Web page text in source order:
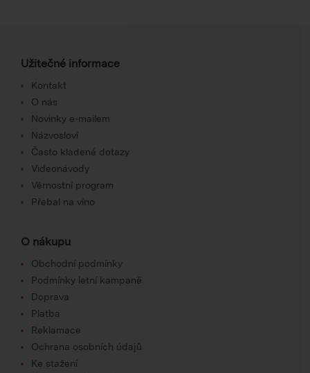
Užitečné informace
Kontakt
O nás
Novinky e-mailem
Názvosloví
Často kladené dotazy
Videonávody
Věrnostní program
Přebal na víno
O nákupu
Obchodní podmínky
Podmínky letní kampaně
Doprava
Platba
Reklamace
Ochrana osobních údajů
Ke stažení